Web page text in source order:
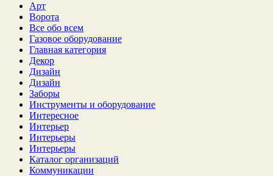
Арт
Ворота
Все обо всем
Газовое оборудование
Главная категория
Декор
Дизайн
Дизайн
Заборы
Инструменты и оборудование
Интересное
Интерьер
Интерьеры
Интерьеры
Каталог организаций
Коммуникации